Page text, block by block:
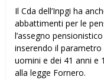
Il Cda dell’Inpgi ha
abbattimenti per le
l’assegno
inserendo il
uomini e dei 41 anni e
alla legge Fornero.